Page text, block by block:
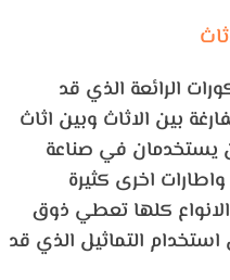
الرائعة الذي قد
بين الاثاث وبين اثاث
يستخدمان في صناعة
اخرى كثيرة
كلها تعطي ذوق
التماثيل الذي قد